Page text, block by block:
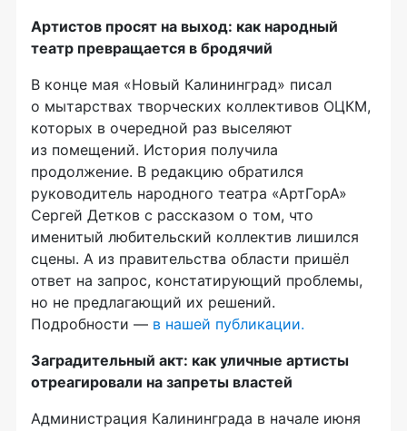
Артистов просят на выход: как народный
театр превращается в бродячий
В конце мая «Новый Калининград» писал
о мытарствах творческих коллективов ОЦКМ,
которых в очередной раз выселяют
из помещений. История получила
продолжение. В редакцию обратился
руководитель народного театра «АртГорА»
Сергей Детков с рассказом о том, что
именитый любительский коллектив лишился
сцены. А из правительства области пришёл
ответ на запрос, констатирующий проблемы,
но не предлагающий их решений.
Подробности — в нашей публикации.
Заградительный акт: как уличные артисты
отреагировали на запреты властей
Администрация Калининграда в начале июня